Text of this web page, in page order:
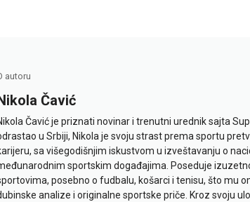
autoru
Čavić
Čavić je priznati novinar i trenutni urednik sajta
u Srbiji, Nikola je svoju strast prema sportu
sa višegodišnjim iskustvom u izveštavanju o
sportskim događajima. Poseduje
posebno o fudbalu, košarci i tenisu, što mu
analize i originalne sportske priče. Kroz svoju